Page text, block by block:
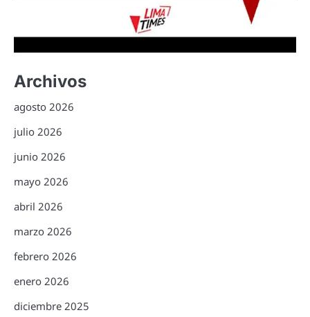
Archivos
agosto 2026
julio 2026
junio 2026
mayo 2026
abril 2026
marzo 2026
febrero 2026
enero 2026
diciembre 2025